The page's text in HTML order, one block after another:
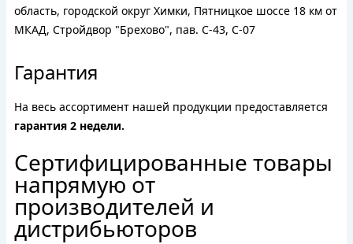
область, городской округ Химки, Пятницкое шоссе 18 км от
МКАД, Стройдвор "Брехово", пав. С-43, С-07
Гарантия
На весь ассортимент нашей продукции предоставляется
гарантия 2 недели.
Сертифицированные товары
напрямую от
производителей и
дистрибьюторов